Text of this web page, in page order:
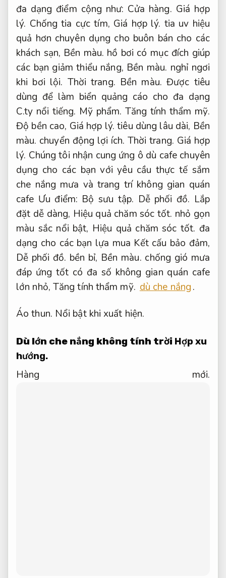
đa dạng điểm cộng như: Cửa hàng. Giá hợp
lý. Chống tia cực tím, Giá hợp lý. tia uv hiệu
quả hơn chuyên dụng cho buôn bán cho các
khách sạn, Bền màu. hồ bơi có mục đích giúp
các bạn giảm thiểu nắng, Bền màu. nghỉ ngơi
khi bơi lội. Thời trang. Bền màu. Được tiêu
dùng để làm biển quảng cáo cho đa dạng
C.ty nổi tiếng. Mỹ phẩm. Tăng tính thẩm mỹ.
Độ bền cao, Giá hợp lý. tiêu dùng lâu dài, Bền
màu. chuyển động lợi ích.Thời trang. Giá hợp
lý. Chúng tôi nhận cung ứng ô dù cafe chuyên
dụng cho các bạn với yêu cầu thực tế sắm
che nắng mưa và trang trí không gian quán
cafe Ưu điểm: Bộ sưu tập. Dễ phối đồ. Lắp
đặt dễ dàng, Hiệu quả chăm sóc tốt. nhỏ gọn
màu sắc nổi bật, Hiệu quả chăm sóc tốt. đa
dạng cho các bạn lựa mua Kết cấu bảo đảm,
Dễ phối đồ. bền bỉ, Bền màu. chống gió mưa
đáp ứng tốt có đa số không gian quán cafe
lớn nhỏ, Tăng tính thẩm mỹ. dù che nắng.
Áo thun. Nổi bật khi xuất hiện.
Dù lớn che nắng không tính trời Hợp xu
hướng.
Hàng mới.